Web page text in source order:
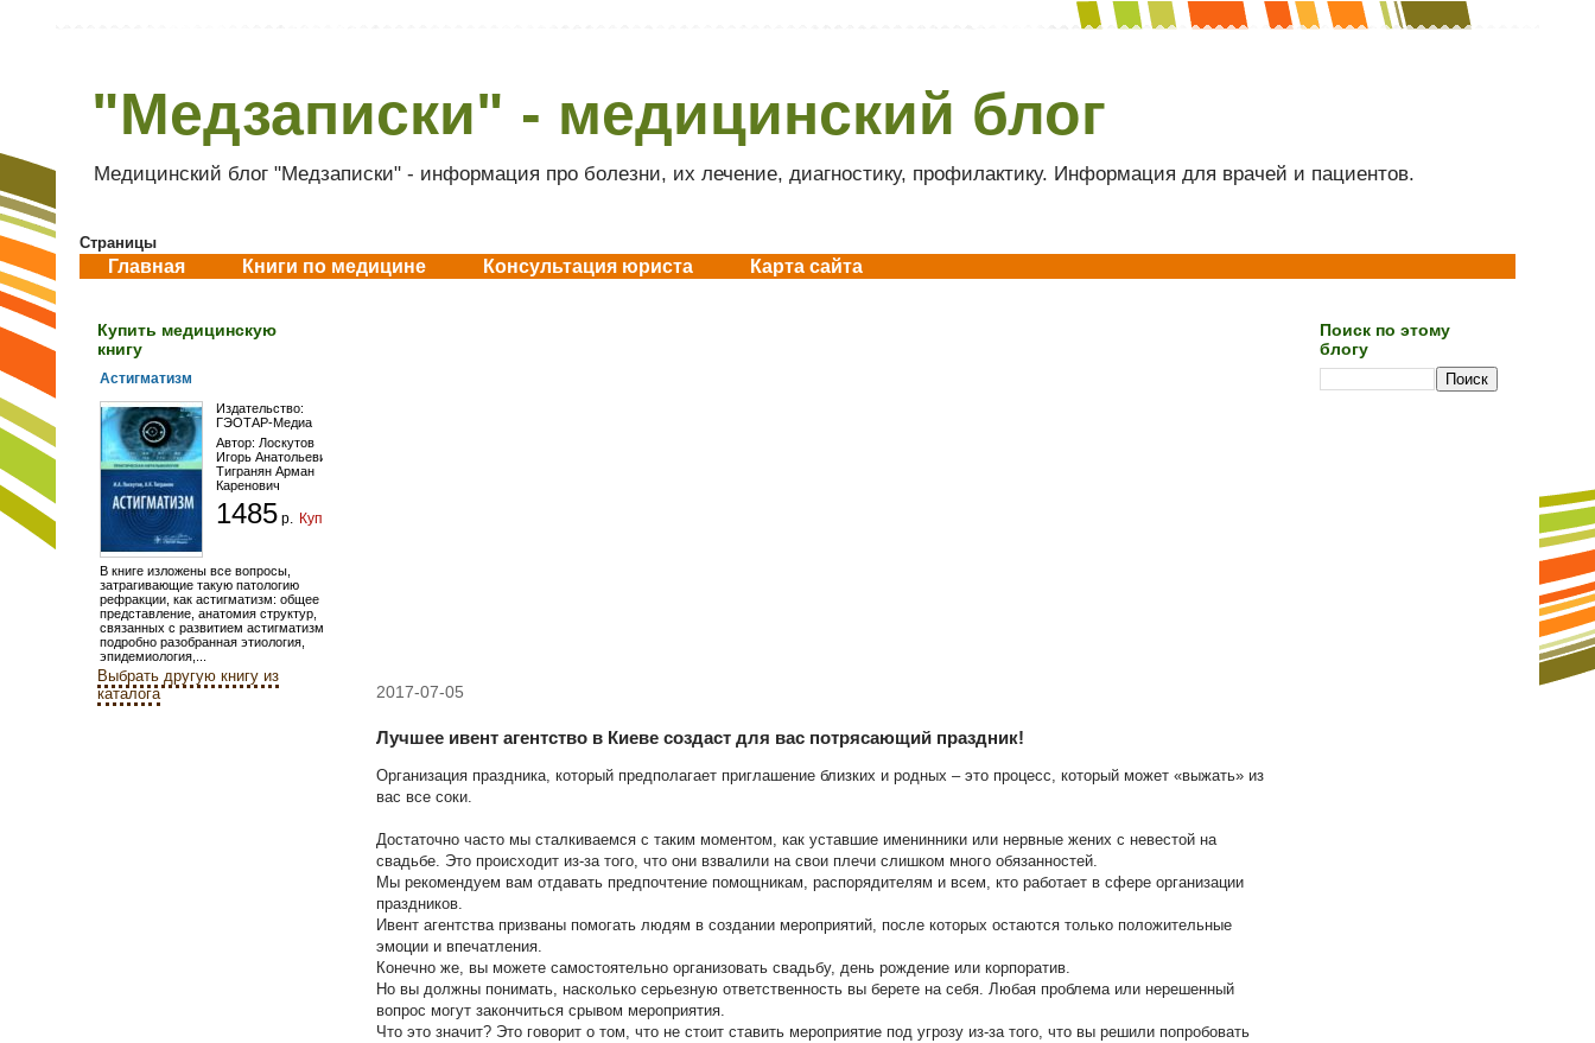
"Медзаписки" - медицинский блог
Медицинский блог "Медзаписки" - информация про болезни, их лечение, диагностику, профилактику. Информация для врачей и пациентов.
Страницы
Главная Книги по медицине Консультация юриста Карта сайта
2017-07-05
Лучшее ивент агентство в Киеве создаст для вас потрясающий праздник!
Организация праздника, который предполагает приглашение близких и родных – это процесс, который может «выжать» из
вас все соки.
Достаточно часто мы сталкиваемся с таким моментом, как уставшие именинники или нервные жених с невестой на
свадьбе. Это происходит из-за того, что они взвалили на свои плечи слишком много обязанностей.
Мы рекомендуем вам отдавать предпочтение помощникам, распорядителям и всем, кто работает в сфере организации
праздников.
Ивент агентства призваны помогать людям в создании мероприятий, после которых остаются только положительные
эмоции и впечатления.
Конечно же, вы можете самостоятельно организовать свадьбу, день рождение или корпоратив.
Но вы должны понимать, насколько серьезную ответственность вы берете на себя. Любая проблема или нерешенный
вопрос могут закончиться срывом мероприятия.
Что это значит? Это говорит о том, что не стоит ставить мероприятие под угрозу из-за того, что вы решили попробовать
Купить медицинскую
книгу
Астигматизм
Издательство:
ГЭОТАР-Медиа
Автор: Лоскутов
Игорь Анатольевич
Тигранян Арман
Каренович
1485 р. Купить
В книге изложены все вопросы,
затрагивающие такую патологию
рефракции, как астигматизм: общее
представление, анатомия структур,
связанных с развитием астигматизма,
подробно разобранная этиология,
эпидемиология,...
Выбрать другую книгу из
каталога
Поиск по этому
блогу